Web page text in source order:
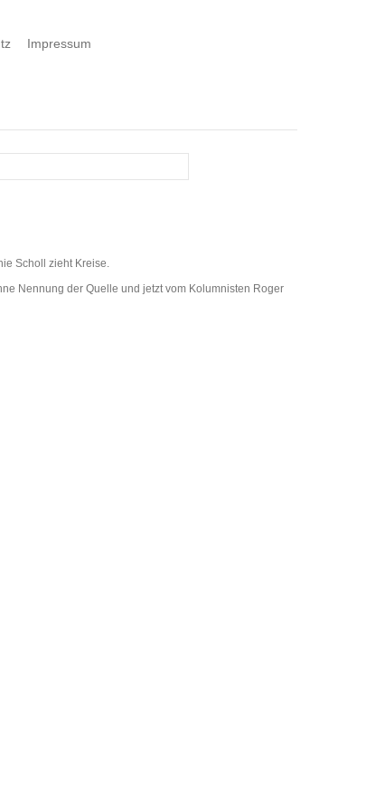
Impressum
Scholl zieht Kreise.
Nennung der Quelle und jetzt vom Kolumnisten Roger